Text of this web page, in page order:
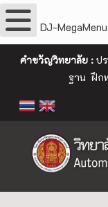
DJ-MegaMenu
คำขวัญวิทยาลัย : ป
ฐาน ฝึก